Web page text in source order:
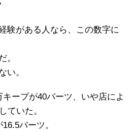
験がある人なら、この数字に
。
い。
ープが40バーツ、いや店によ
ていた。
バーツ。